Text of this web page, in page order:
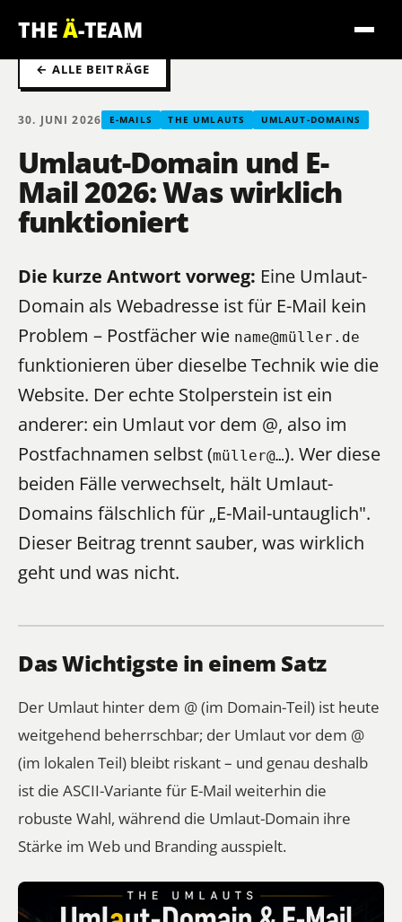
THEÄ-TEAM
← ALLE BEITRÄGE
30. JUNI 2026 E-MAILS THE UMLAUTS UMLAUT-DOMAINS
Umlaut-Domain und E-
Mail 2026: Was wirklich
funktioniert
Die kurze Antwort vorweg: Eine Umlaut-
Domain als Webadresse ist für E-Mail kein
Problem – Postfächer wie name@müller.de
funktionieren über dieselbe Technik wie die
Website. Der echte Stolperstein ist ein
anderer: ein Umlautvor dem @, also im
Postfachnamen selbst (müller@…). Wer diese
beiden Fälle verwechselt, hält Umlaut-
Domains fälschlich für „E-Mail-untauglich".
Dieser Beitrag trennt sauber, was wirklich
geht und was nicht.
Das Wichtigste in einem Satz
Der Umlaut hinter dem @ (im Domain-Teil) ist heute
weitgehend beherrschbar; der Umlaut vor dem @
(im lokalen Teil) bleibt riskant – und genau deshalb
ist die ASCII-Variante für E-Mail weiterhin die
robuste Wahl, während die Umlaut-Domain ihre
Stärke im Web und Branding ausspielt.